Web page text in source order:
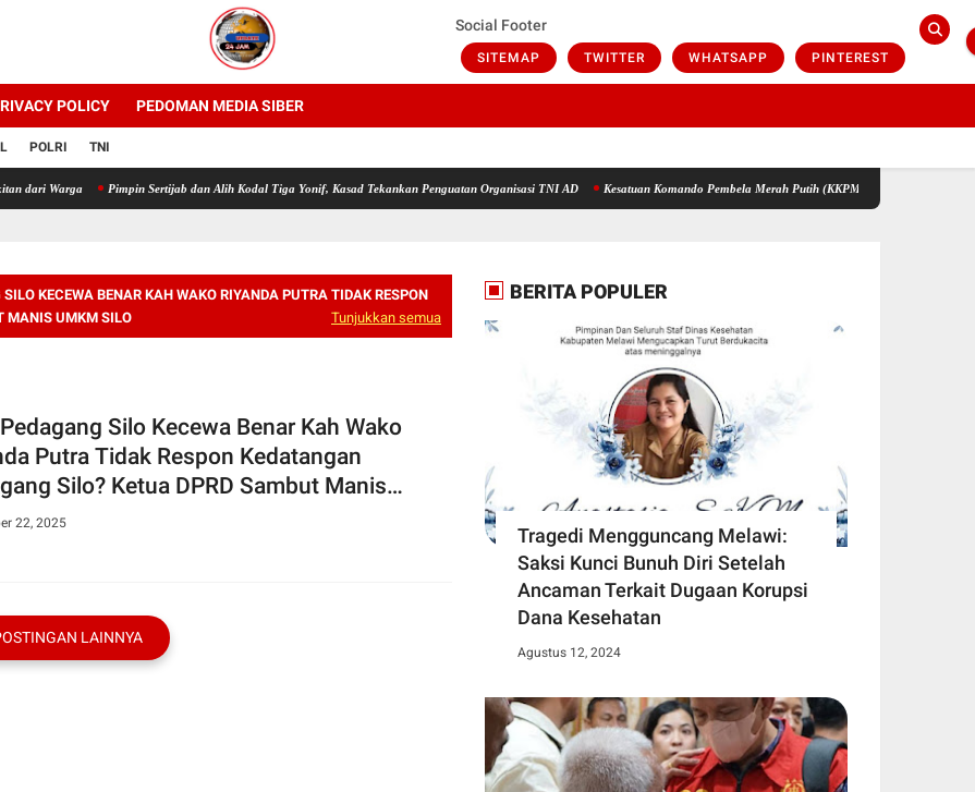
Social Footer
SITEMAP TWITTER WHATSAPP PINTEREST
POLICY PEDOMAN MEDIA SIBER
POLRI TNI
Pimpin Sertijab dan Alih Kodal Tiga Yonif, Kasad Tekankan Penguatan Organisasi TNI AD Kesatuan Komando Pembela Merah Putih (KKPMP) Wadah Silaturahmi
KECEWA BENAR KAH WAKO RIYANDA PUTRA TIDAK RESPON
MANIS UMKM SILO
Tunjukkan semua
Silo Kecewa Benar Kah Wako
Putra Tidak Respon Kedatangan
Silo? Ketua DPRD Sambut Manis
Silo
22, 2025
LAINNYA
BERITA POPULER
Tragedi Mengguncang Melawi:
Saksi Kunci Bunuh Diri Setelah
Ancaman Terkait Dugaan Korupsi
Dana Kesehatan
Agustus 12, 2024